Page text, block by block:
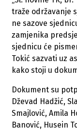
traže održavanje
ne sazove
zamjenika
sjednicu će
Tokić sazvati uz
kako stoji u
Dokument su
Dževad Hadžić,
Smajlović, Amila
Banović, Husein